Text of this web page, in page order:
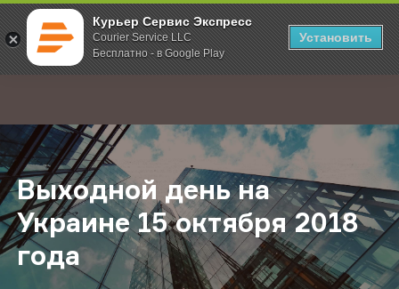
Курьер Сервис Экспресс
Courier Service LLC
Бесплатно - в Google Play
Установить
; Главная О компании Новости Выходной день на Украине 15
Выходной день на
Украине 15 октября 2018
года